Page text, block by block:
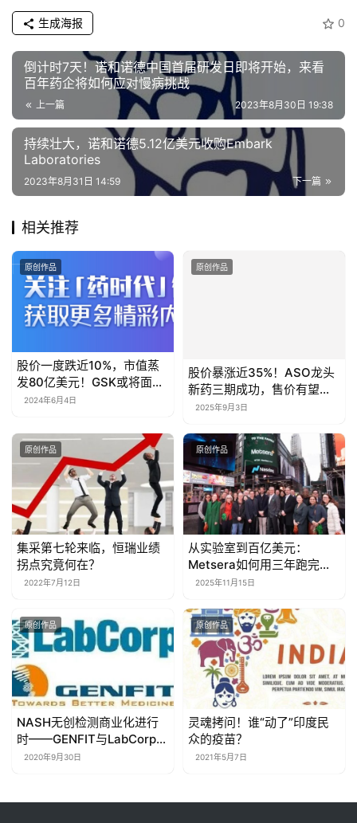
0
生成海报
倒计时7天！诺和诺德中国首届研发日即将开始，来看
百年药企将如何应对慢病挑战
上一篇 2023年8月30日 19:38
持续壮大，诺和诺德5.12亿美元收购Embark
Laboratories
下一篇
2023年8月31日 14:59
相关推荐
原创作品
股价一度跌近10%，市值蒸
发80亿美元！GSK或将面临
巨额索赔
2024年6月4日
原创作品
股价暴涨近35%！ASO龙头
新药三期成功，售价有望大
幅下降
原创作品
集采第七轮来临，恒瑞业绩
拐点究竟何在？
原创作品
从实验室到百亿美元：
Metsera如何用三年跑完生
物科技的马拉松？
原创作品
NASH无创检测商业化进行
时——GENFIT与LabCorp共
同迎击NASH临床诊断痛点
原创作品
灵魂拷问！谁“动了”印度民
众的疫苗？